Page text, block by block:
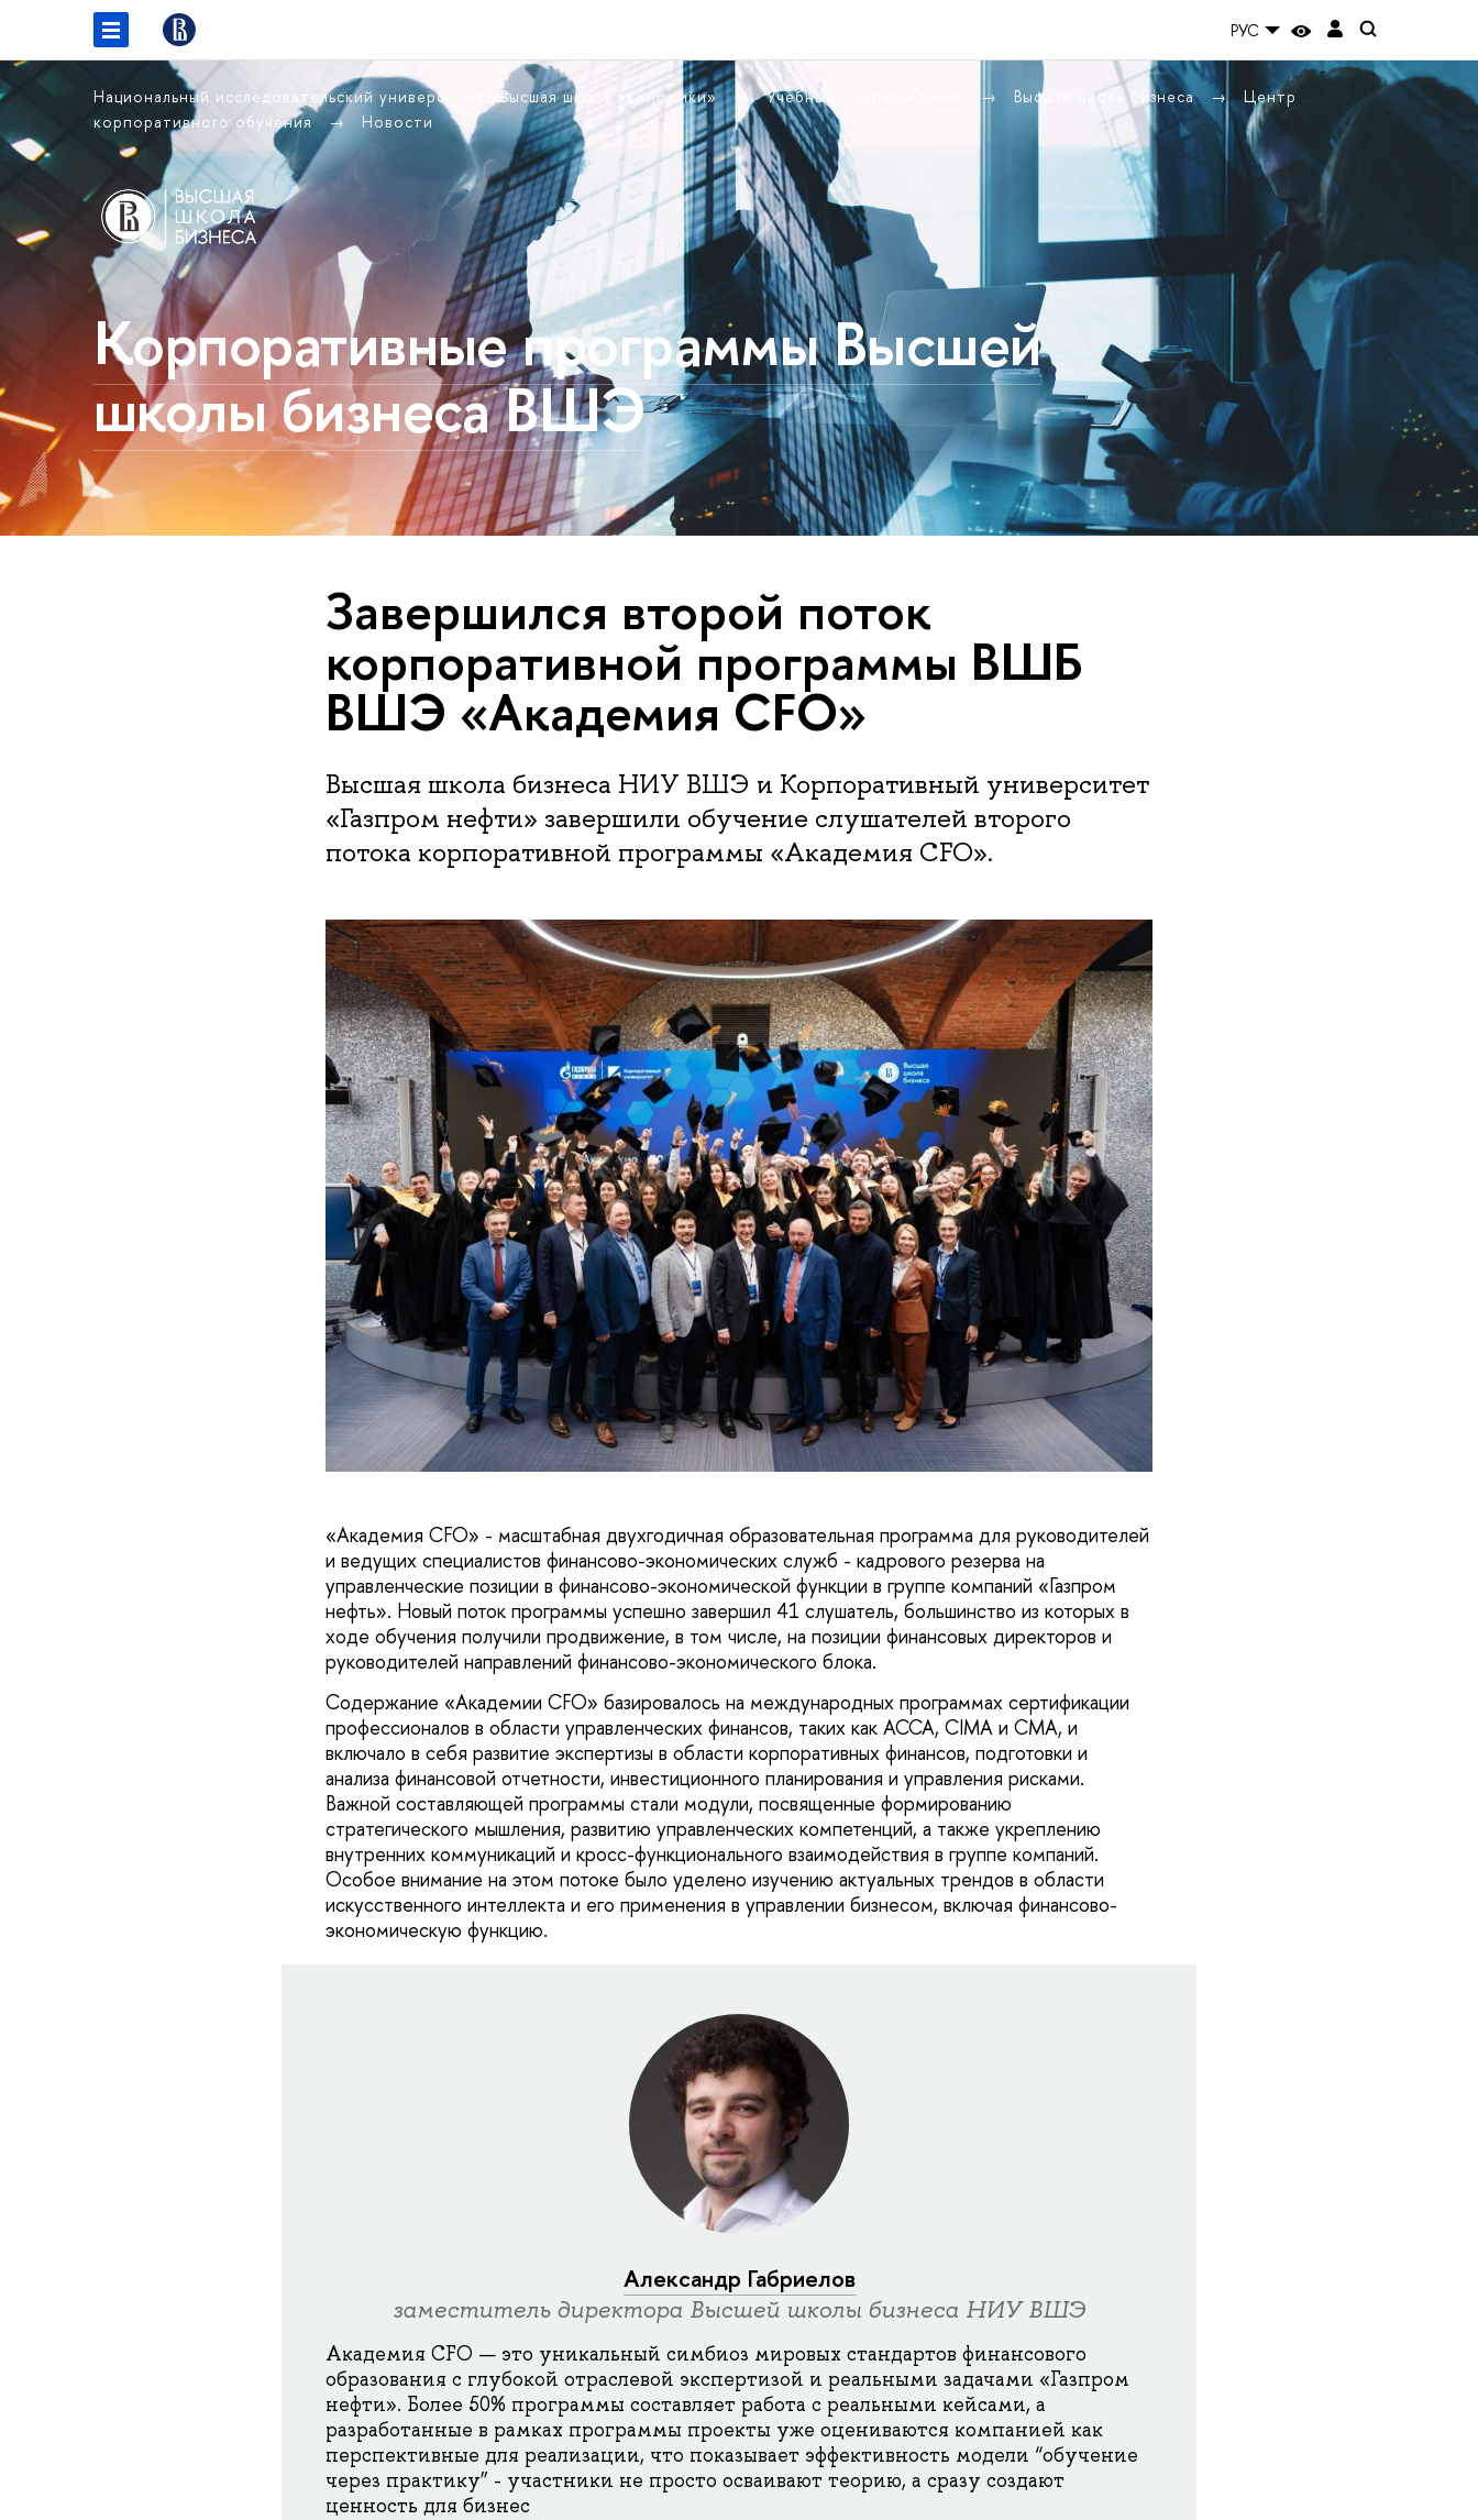
РУС
Национальный исследовательский университет «Высшая школа экономики» Учебные подразделения Высшая школа бизнеса
Центр
корпоративного обучения
Новости
Корпоративные программы Высшей
школы бизнеса ВШЭ
Завершился второй поток
корпоративной программы ВШБ
ВШЭ «Академия CFO»
Высшая школа бизнеса НИУ ВШЭ и Корпоративный университет
«Газпром нефти» завершили обучение слушателей второго
потока корпоративной программы «Академия CFO».
«Академия CFO» - масштабная двухгодичная образовательная программа для руководителей
и ведущих специалистов финансово-экономических служб - кадрового резерва на
управленческие позиции в финансово-экономической функции в группе компаний «Газпром
нефть». Новый поток программы успешно завершил 41 слушатель, большинство из которых в
ходе обучения получили продвижение, в том числе, на позиции финансовых директоров и
руководителей направлений финансово-экономического блока.
Содержание «Академии CFO» базировалось на международных программах сертификации
профессионалов в области управленческих финансов, таких как АССА, CIMA и CMA, и
включало в себя развитие экспертизы в области корпоративных финансов, подготовки и
анализа финансовой отчетности, инвестиционного планирования и управления рисками.
Важной составляющей программы стали модули, посвященные формированию
стратегического мышления, развитию управленческих компетенций, а также укреплению
внутренних коммуникаций и кросс-функционального взаимодействия в группе компаний.
Особое внимание на этом потоке было уделено изучению актуальных трендов в области
искусственного интеллекта и его применения в управлении бизнесом, включая финансово-
экономическую функцию.
Александр Габриелов
заместитель директора Высшей школы бизнеса НИУ ВШЭ
Академия CFO — это уникальный симбиоз мировых стандартов финансового
образования с глубокой отраслевой экспертизой и реальными задачами «Газпром
нефти». Более 50% программы составляет работа с реальными кейсами, а
разработанные в рамках программы проекты уже оцениваются компанией как
перспективные для реализации, что показывает эффективность модели “обучение
через практику” - участники не просто осваивают теорию, а сразу создают
ценность для бизнес